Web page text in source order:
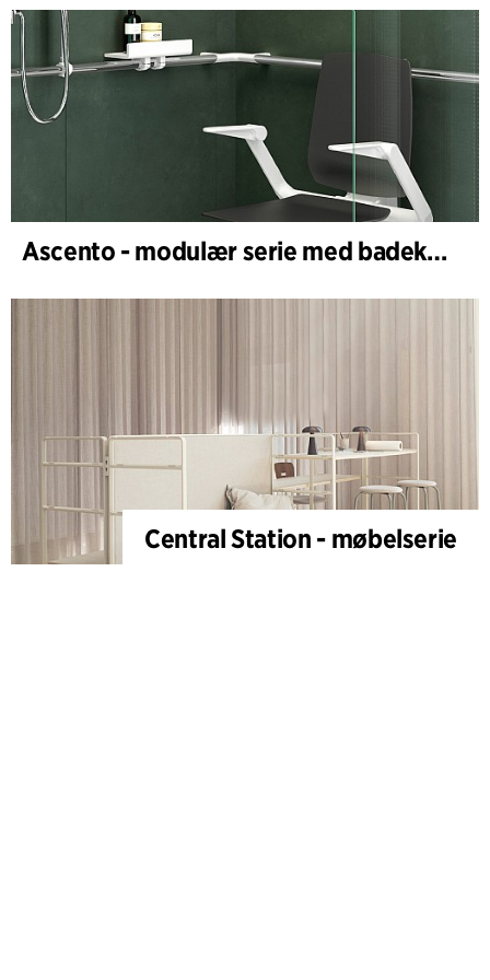
Ascento - modulær serie med badekar- og dusjstoler
Central Station - møbelserie